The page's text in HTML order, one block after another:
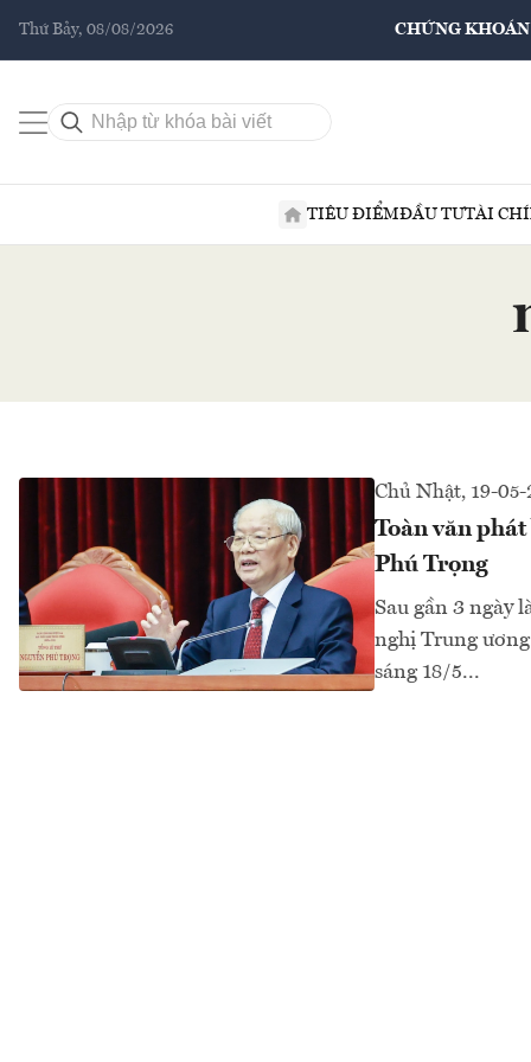
Thứ Bảy, 08/08/2026 CHỨNG KHOÁN
TIÊU ĐIỂMĐẦU TƯTÀI
Chủ Nhật, 19-
Toàn văn
Phú Trọng
Sau gần 3 ngày
nghị Trung
sáng 18/5...